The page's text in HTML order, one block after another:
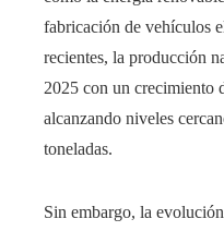
fabricación de vehículos
recientes, la producción
2025 con un crecimiento
alcanzando niveles
toneladas.
Sin embargo, la